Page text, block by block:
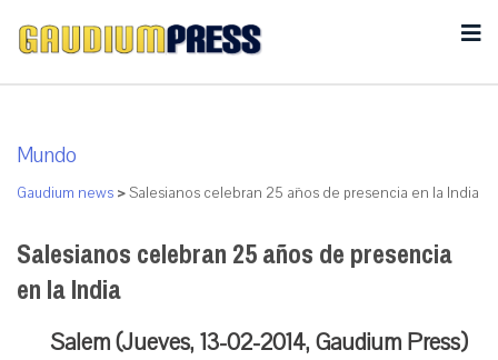
Mundo
Gaudium news >Salesianos celebran 25 años de presencia en la India
Salesianos celebran 25 años de presencia
en la India
Salem (Jueves, 13-02-2014, Gaudium Press)